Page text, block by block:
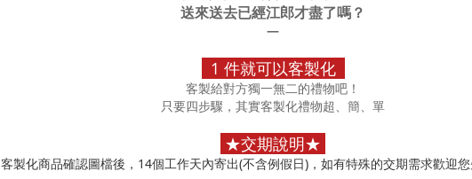
送來送去已經江郎才盡了嗎？
—
1 件就可以客製化
客製給對方獨一無二的禮物吧！
只要四步驟，其實客製化禮物超、簡、單
★交期說明★
客製化商品確認圖檔後，14個工作天內寄出(不含例假日)，如有特殊的交期需求歡迎